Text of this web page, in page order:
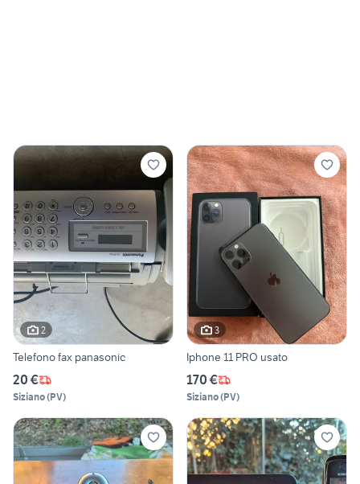
2
Telefono fax panasonic
20 €
Siziano(PV)
3
Iphone 11 PRO usato
170 €
Siziano(PV)